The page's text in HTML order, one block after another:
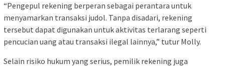
“Pengepul rekening berperan sebagai perantara untuk
menyamarkan transaksi judol. Tanpa disadari, rekening
tersebut dapat digunakan untuk aktivitas terlarang seperti
pencucian uang atau transaksi ilegal lainnya,” tutur Molly.
Selain risiko hukum yang serius, pemilik rekening juga